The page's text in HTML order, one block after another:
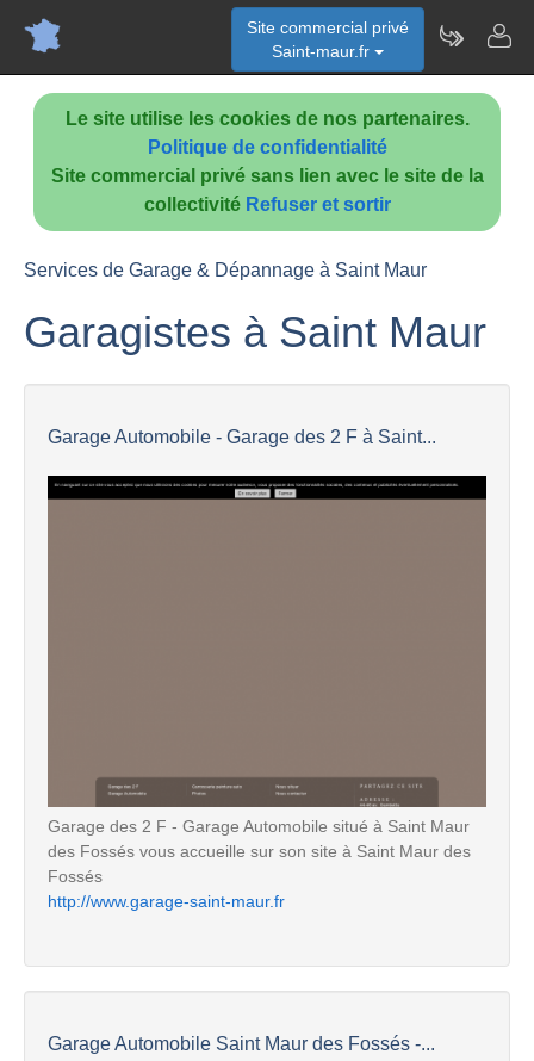
Le site utilise les cookies de nos partenaires.
Politique de confidentialité
Site commercial privé sans lien avec le site de la
collectivité Refuser et sortir
Site commercial privé
Saint-maur.fr
Services de Garage & Dépannage à Saint Maur
Garagistes à Saint Maur
Garage Automobile - Garage des 2 F à Saint...
Garage des 2 F - Garage Automobile situé à Saint Maur
des Fossés vous accueille sur son site à Saint Maur des
Fossés
http://www.garage-saint-maur.fr
Garage Automobile Saint Maur des Fossés -...